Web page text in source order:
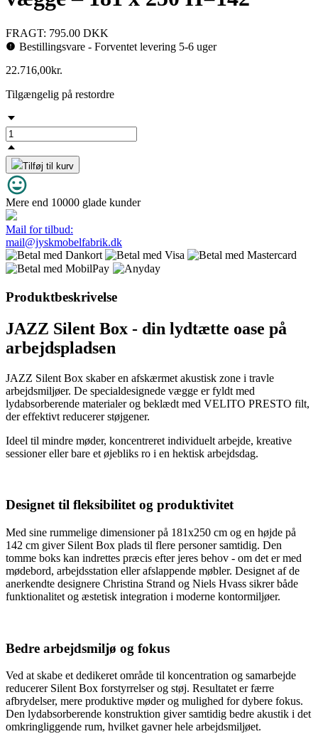
FRAGT: 795.00 DKK
Bestillingsvare - Forventet levering 5-6 uger
22.716,00kr.
Tilgængelig på restordre
Tilføj til kurv
Mere end 10000 glade kunder
Mail for tilbud:
mail@jyskmobelfabrik.dk
Produktbeskrivelse
JAZZ Silent Box - din lydtætte oase på
arbejdspladsen
JAZZ Silent Box skaber en afskærmet akustisk zone i travle
arbejdsmiljøer. De specialdesignede vægge er fyldt med
lydabsorberende materialer og beklædt med VELITO PRESTO filt,
der effektivt reducerer støjgener.
Ideel til mindre møder, koncentreret individuelt arbejde, kreative
sessioner eller bare et øjebliks ro i en hektisk arbejdsdag.
Designet til fleksibilitet og produktivitet
Med sine rummelige dimensioner på 181x250 cm og en højde på
142 cm giver Silent Box plads til flere personer samtidig. Den
tomme boks kan indrettes præcis efter jeres behov - om det er med
mødebord, arbejdsstation eller afslappende møbler. Designet af de
anerkendte designere Christina Strand og Niels Hvass sikrer både
funktionalitet og æstetisk integration i moderne kontormiljøer.
Bedre arbejdsmiljø og fokus
Ved at skabe et dedikeret område til koncentration og samarbejde
reducerer Silent Box forstyrrelser og støj. Resultatet er færre
afbrydelser, mere produktive møder og mulighed for dybere fokus.
Den lydabsorberende konstruktion giver samtidig bedre akustik i det
omkringliggende rum, hvilket gavner hele arbejdsmiljøet.